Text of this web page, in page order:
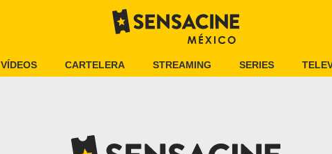
VÍDEOS CARTELERA STREAMING SERIES